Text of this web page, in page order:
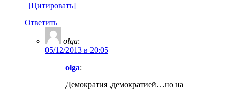
[Цитировать]
Ответить
olga:
05/12/2013 в 20:05
olga:
Демократия ,демократией…но на